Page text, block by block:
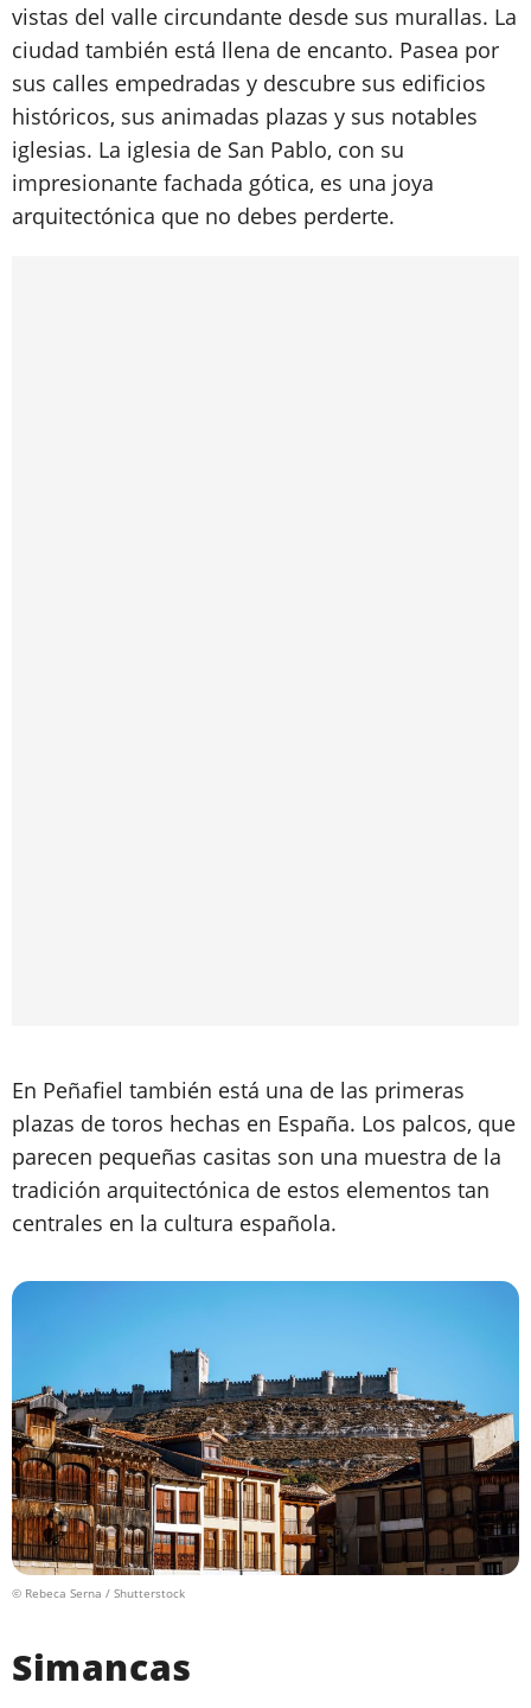
vistas del valle circundante desde sus murallas. La
ciudad también está llena de encanto. Pasea por
sus calles empedradas y descubre sus edificios
históricos, sus animadas plazas y sus notables
iglesias. La iglesia de San Pablo, con su
impresionante fachada gótica, es una joya
arquitectónica que no debes perderte.
En Peñafiel también está una de las primeras
plazas de toros hechas en España. Los palcos, que
parecen pequeñas casitas son una muestra de la
tradición arquitectónica de estos elementos tan
centrales en la cultura española.
© Rebeca Serna / Shutterstock
Simancas